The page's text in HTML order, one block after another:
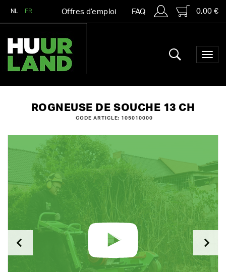
NL FR Offres d’emploi FAQ 0,00 €
ROGNEUSE DE SOUCHE 13 CH
CODE ARTICLE: 105010000